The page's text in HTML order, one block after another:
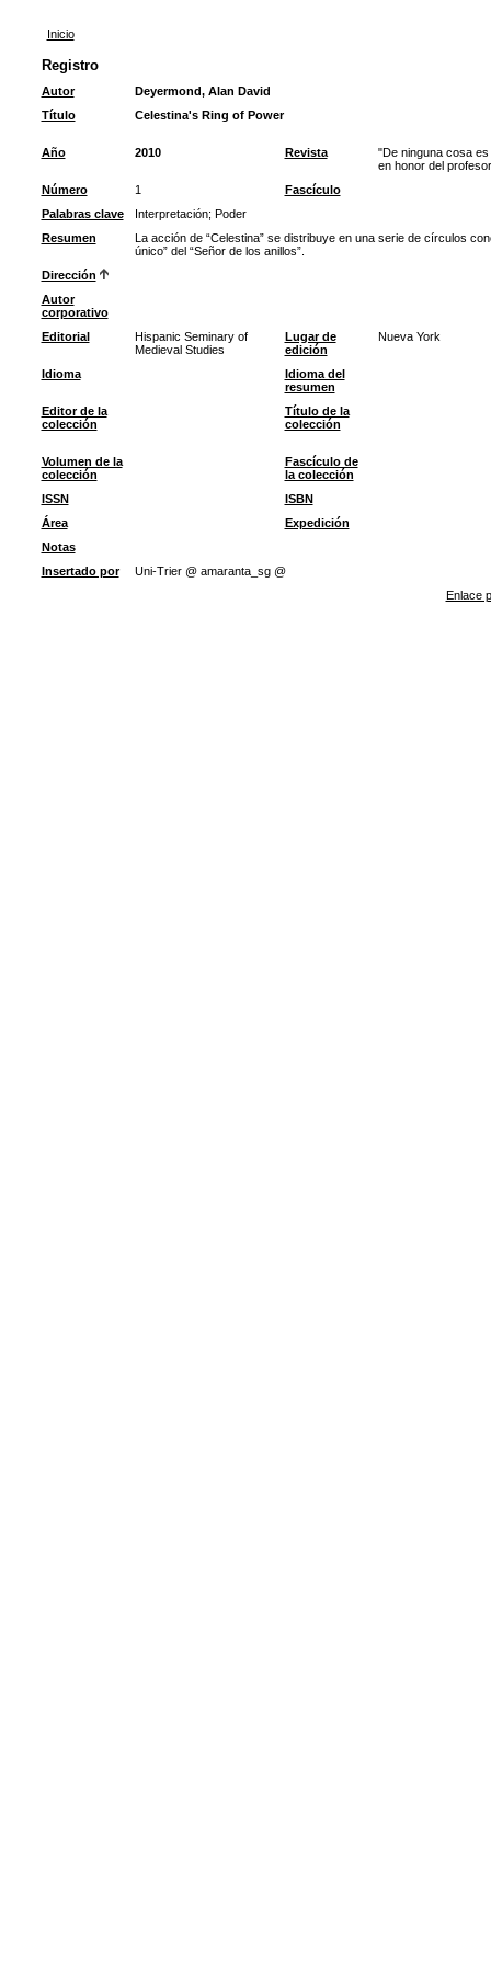
Inicio
Registro
Autor
Deyermond, Alan David
Título
Celestina's Ring of Power
Año 2010 Revista
"De ninguna cosa
en honor del
Número
1
Fascículo
Palabras clave
Interpretación; Poder
Resumen
La acción de “Celestina” se distribuye en una serie de círculos
único” del “Señor de los anillos”.
Dirección
Autor
corporativo
Editorial
Hispanic Seminary of
Medieval Studies
Lugar de
edición
Nueva York
Idioma
Idioma del
resumen
Editor de la
colección
Título de la
colección
Volumen de la
colección
Fascículo de
la colección
ISSN
ISBN
Área
Expedición
Notas
Insertado por
Uni-Trier @ amaranta_sg @
Enlace